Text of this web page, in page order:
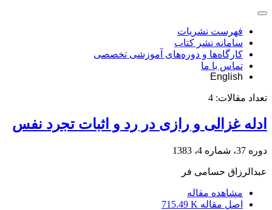
فهرست نشریات
سامانه نشر کتاب
کارگاه‌ها و دوره‌های آموزشی تخصصی
تماس با ما
English
تعداد مقالات: 4
ادله غزالی و رازی در رد و اثبات تجرد نفس
دوره 37، شماره 4، 1383
عبدالرزاق حسامی فر
مشاهده مقاله
اصل مقاله 715.49 K